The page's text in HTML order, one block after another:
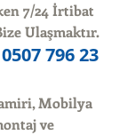
7/24 İrtibat
Ulaşmaktır.
796 23
Mobilya
ve